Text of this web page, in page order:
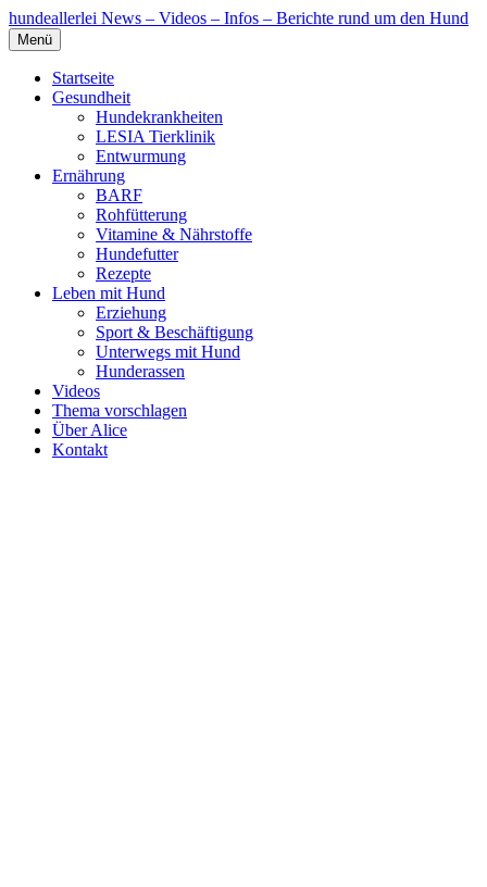
hundeallerlei News – Videos – Infos – Berichte rund um den Hund
Menü
Startseite
Gesundheit
Hundekrankheiten
LESIA Tierklinik
Entwurmung
Ernährung
BARF
Rohfütterung
Vitamine & Nährstoffe
Hundefutter
Rezepte
Leben mit Hund
Erziehung
Sport & Beschäftigung
Unterwegs mit Hund
Hunderassen
Videos
Thema vorschlagen
Über Alice
Kontakt